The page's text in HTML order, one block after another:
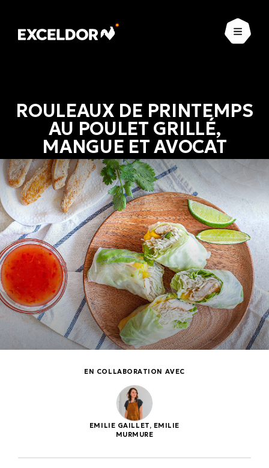
ROULEAUX DE PRINTEMPS
AU POULET GRILLÉ,
MANGUE ET AVOCAT
EN COLLABORATION AVEC
EMILIE GAILLET, EMILIE
MURMURE